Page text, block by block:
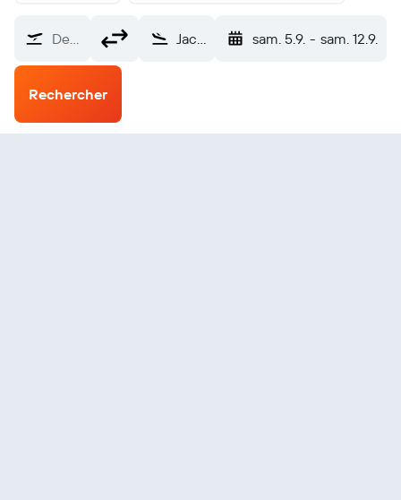
De… Jacksonville Albert J Ellis (OAJ) sam. 5.9. - sam. 12.9.
Rechercher